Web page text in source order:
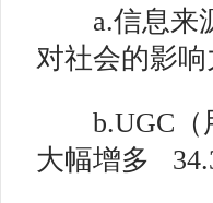
a.信息来源
对社会的影
b.UGC（用
大幅增多